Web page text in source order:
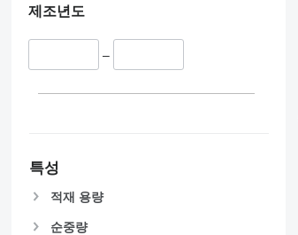
제조년도
–
특성
적재 용량
순중량